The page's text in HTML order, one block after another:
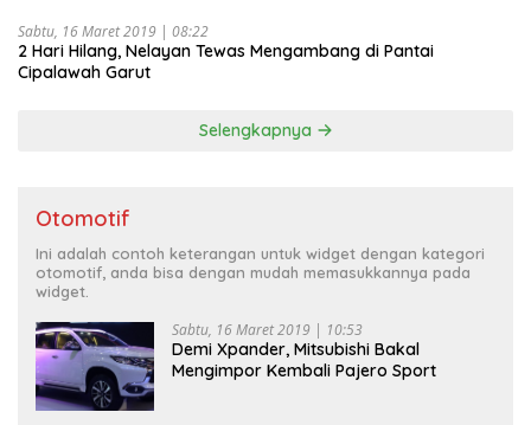
Sabtu, 16 Maret 2019 | 08:22
2 Hari Hilang, Nelayan Tewas Mengambang di Pantai
Cipalawah Garut
Selengkapnya
Otomotif
Ini adalah contoh keterangan untuk widget dengan kategori
otomotif, anda bisa dengan mudah memasukkannya pada
widget.
Sabtu, 16 Maret 2019 | 10:53
Demi Xpander, Mitsubishi Bakal
Mengimpor Kembali Pajero Sport